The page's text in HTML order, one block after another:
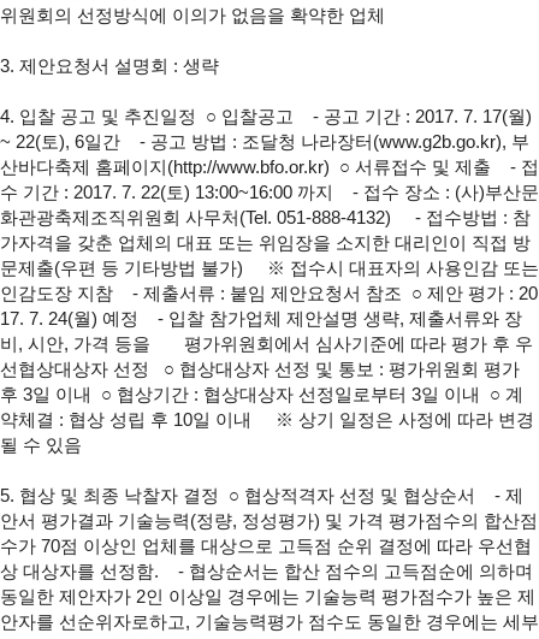
위원회의 선정방식에 이의가 없음을 확약한 업체
3. 제안요청서 설명회 : 생략
4. 입찰 공고 및 추진일정 ○ 입찰공고
- 공고 기간 : 2017. 7. 17(월)
~ 22(토), 6일간 - 공고 방법 : 조달청 나라장터(www.g2b.go.kr), 부
산바다축제 홈페이지(http://www.bfo.or.kr) ○ 서류접수 및 제출 - 접
수 기간 : 2017. 7. 22(토) 13:00~16:00 까지
- 접수 장소 : (사)부산문
화관광축제조직위원회 사무처(Tel. 051-888-4132)
- 접수방법 : 참
가자격을 갖춘 업체의 대표 또는 위임장을 소지한 대리인이 직접 방
문제출(우편 등 기타방법 불가) ※ 접수시 대표자의 사용인감 또는
인감도장 지참 - 제출서류 : 붙임 제안요청서 참조 ○ 제안 평가 : 20
17. 7. 24(월) 예정
- 입찰 참가업체 제안설명 생략, 제출서류와 장
비, 시안, 가격 등을 평가위원회에서 심사기준에 따라 평가 후 우
선협상대상자 선정
○ 협상대상자 선정 및 통보 : 평가위원회 평가
후 3일 이내
○ 협상기간 : 협상대상자 선정일로부터 3일 이내
○ 계
약체결 : 협상 성립 후 10일 이내
※ 상기 일정은 사정에 따라 변경
될 수 있음
5. 협상 및 최종 낙찰자 결정 ○ 협상적격자 선정 및 협상순서
- 제
안서 평가결과 기술능력(정량, 정성평가) 및 가격 평가점수의 합산점
수가 70점 이상인 업체를 대상으로 고득점 순위 결정에 따라 우선협
상 대상자를 선정함. - 협상순서는 합산 점수의 고득점순에 의하며
동일한 제안자가 2인 이상일 경우에는 기술능력 평가점수가 높은 제
안자를 선순위자로하고, 기술능력평가 점수도 동일한 경우에는 세부